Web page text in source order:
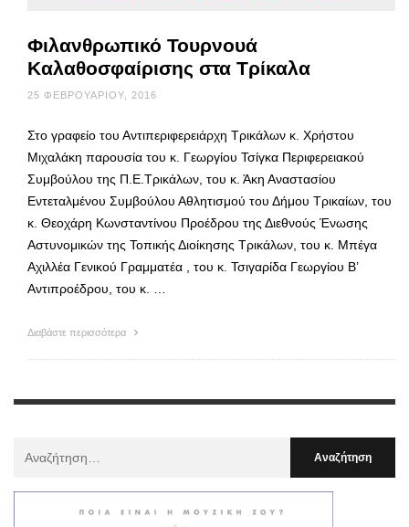
Φιλανθρωπικό Τουρνουά
Καλαθοσφαίρισης στα Τρίκαλα
25 ΦΕΒΡΟΥΑΡΊΟΥ, 2016
Στο γραφείο του Αντιπεριφερειάρχη Τρικάλων κ. Χρήστου
Μιχαλάκη παρουσία του κ. Γεωργίου Τσίγκα Περιφερειακού
Συμβούλου της Π.Ε.Τρικάλων, του κ. Άκη Αναστασίου
Εντεταλμένου Συμβούλου Αθλητισμού του Δήμου Τρικαίων, του
κ. Θεοχάρη Κωνσταντίνου Προέδρου της Διεθνούς Ένωσης
Αστυνομικών της Τοπικής Διοίκησης Τρικάλων, του κ. Μπέγα
Αχιλλέα Γενικού Γραμματέα , του κ. Τσιγαρίδα Γεωργίου Β’
Αντιπροέδρου, του κ. …
Διαβάστε περισσότερα
: